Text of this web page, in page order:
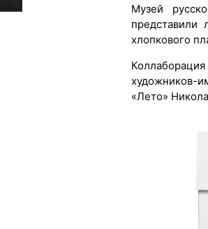
Музей
представили
хлопкового
художников-
«Лето»